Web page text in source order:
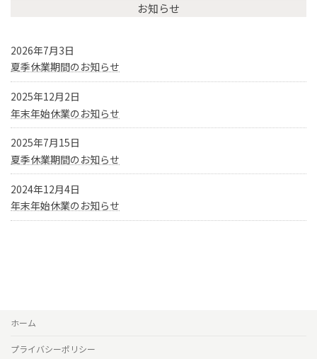
お知らせ
2026年7月3日
夏季休業期間のお知らせ
2025年12月2日
年末年始休業のお知らせ
2025年7月15日
夏季休業期間のお知らせ
2024年12月4日
年末年始休業のお知らせ
ホーム
プライバシーポリシー